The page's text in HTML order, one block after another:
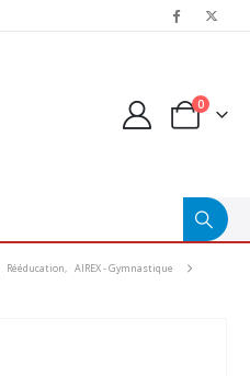
0
Rééducation, AIREX - Gymnastique